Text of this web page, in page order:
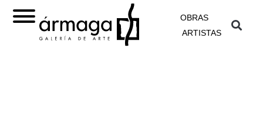
OBRAS
ARTISTAS